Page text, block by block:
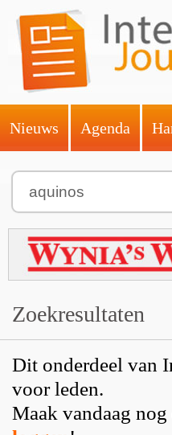
Nieuws Agenda
Zoekresultaten
Dit onderdeel van
voor leden.
Maak vandaag